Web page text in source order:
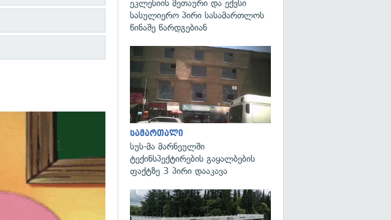
ეკლესიის მეთაური და ექვსი
სასულიერო პირი სასამართლოს
წინაშე წარდგებიან
სამართალი
სუს-მა მარნეულში
ტექინსპექტირების გაყალბების
ფაქტზე 3 პირი დააკავა